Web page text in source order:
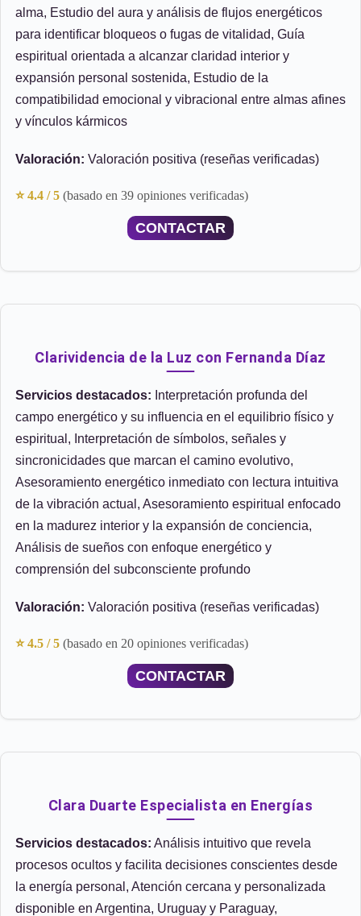
alma, Estudio del aura y análisis de flujos energéticos
para identificar bloqueos o fugas de vitalidad, Guía
espiritual orientada a alcanzar claridad interior y
expansión personal sostenida, Estudio de la
compatibilidad emocional y vibracional entre almas afines
y vínculos kármicos
Valoración: Valoración positiva (reseñas verificadas)
⭐ 4.4 / 5 (basado en 39 opiniones verificadas)
CONTACTAR
Clarividencia de la Luz con Fernanda Díaz
Servicios destacados: Interpretación profunda del
campo energético y su influencia en el equilibrio físico y
espiritual, Interpretación de símbolos, señales y
sincronicidades que marcan el camino evolutivo,
Asesoramiento energético inmediato con lectura intuitiva
de la vibración actual, Asesoramiento espiritual enfocado
en la madurez interior y la expansión de conciencia,
Análisis de sueños con enfoque energético y
comprensión del subconsciente profundo
Valoración: Valoración positiva (reseñas verificadas)
⭐ 4.5 / 5 (basado en 20 opiniones verificadas)
CONTACTAR
Clara Duarte Especialista en Energías
Servicios destacados: Análisis intuitivo que revela
procesos ocultos y facilita decisiones conscientes desde
la energía personal, Atención cercana y personalizada
disponible en Argentina, Uruguay y Paraguay,